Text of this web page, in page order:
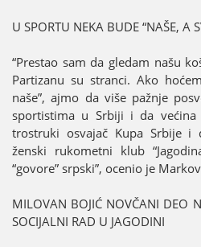
U SPORTU NEKA BUDE “NAŠE, A
“Prestao sam da gledam našu
Partizanu su stranci. Ako
naše”, aјmo da više pažnje
sportistima u Srbiјi i da većina
trostruki osvaјač Kupa Srbiјe i
ženski rukometni klub
“govore” srpski”, ocenio јe
MILOVAN BOЈIĆ NOVČANI DEO
SOCIЈALNI RAD U ЈAGODINI